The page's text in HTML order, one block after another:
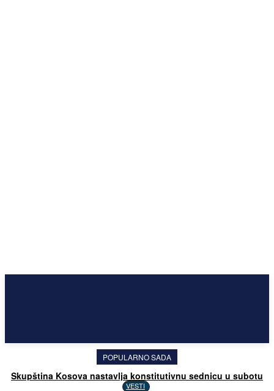
POPULARNO SADA
Skupština Kosova nastavlja konstitutivnu sednicu u subotu
VESTI